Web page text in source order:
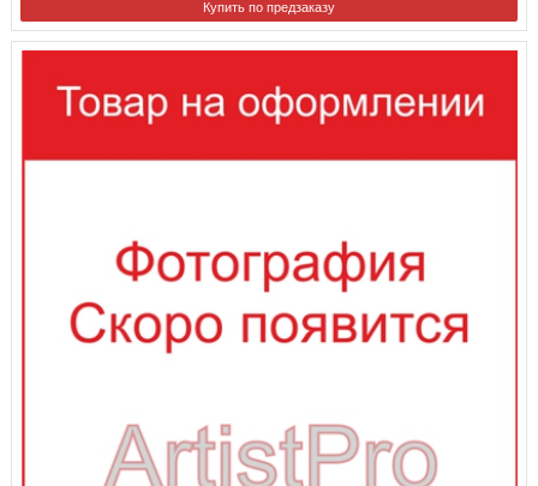
Купить по предзаказу